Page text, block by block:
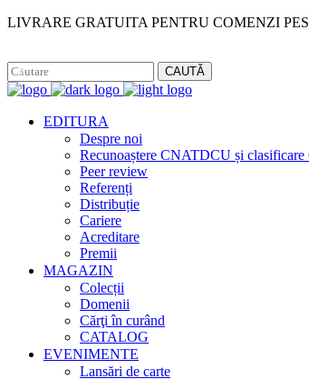
LIVRARE GRATUITA PENTRU COMENZI
CAUTĂ
EDITURA
Despre noi
Recunoaștere CNATDCU și clasificare
Peer review
Referenți
Distribuție
Cariere
Acreditare
Premii
MAGAZIN
Colecții
Domenii
Cărţi în curând
CATALOG
EVENIMENTE
Lansări de carte